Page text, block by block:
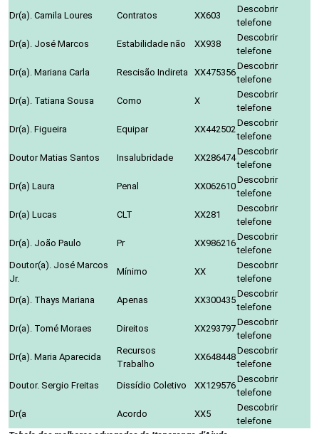
Dr(a). Camila Loures
Contratos XX603
Descobrir
telefone
Dr(a). José Marcos
Estabilidade não XX938
Descobrir
telefone
Dr(a). Mariana Carla
Rescisão Indireta XX475356
Descobrir
telefone
Dr(a). Tatiana Sousa
Como X
Descobrir
telefone
Dr(a). Figueira
Equipar XX442502
Descobrir
telefone
Doutor Matias Santos
Insalubridade XX286474
Descobrir
telefone
Dr(a) Laura
Penal XX062610
Descobrir
telefone
Dr(a) Lucas
CLT XX281
Descobrir
telefone
Dr(a). João Paulo
Pr XX986216
Descobrir
telefone
Doutor(a). José Marcos
Jr.
Mínimo XX
Descobrir
telefone
Dr(a). Thays Mariana
Apenas XX300435
Descobrir
telefone
Dr(a). Tomé Moraes
Direitos XX293797
Descobrir
telefone
Dr(a). Maria Aparecida
Recursos
Trabalho
XX648448
Descobrir
telefone
Doutor. Sergio Freitas
Dissídio Coletivo XX129576
Descobrir
telefone
Dr(a
Acordo XX5
Descobrir
telefone